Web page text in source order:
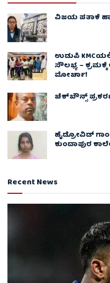
ವಿಜಯ ಪತಾಕೆ
ಉಡುಪಿ
ಸೌಲಭ್ಯ –
ಮೋರ್ಚಾ!
ಚೆಕ್​ಬೌನ್ಸ್​
ಹೈಡ್ರೋವಿಡ್
ಕುಂದಾಪುರ
Recent News